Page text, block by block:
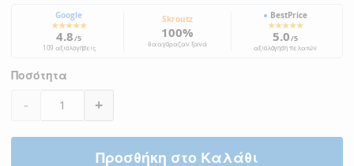
Google
★★★★★
4.8/5
109 αξιολογήσεις
Skroutz
100%
θα αγόραζαν ξανά
● BestPrice
★★★★★
5.0/5
αξιολόγηση πελατών
Ποσότητα
- +
Προσθήκη στο Καλάθι